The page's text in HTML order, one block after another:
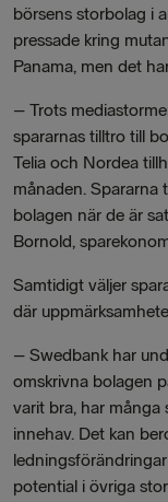
börsens storbolag i
pressade kring
Panama, men det
– Trots
spararnas tilltro till
Telia och Nordea
månaden. Spararna
bolagen när de är
Bornold,
Samtidigt väljer
där
– Swedbank har
omskrivna bolagen
varit bra, har många
innehav. Det kan
potential i övriga